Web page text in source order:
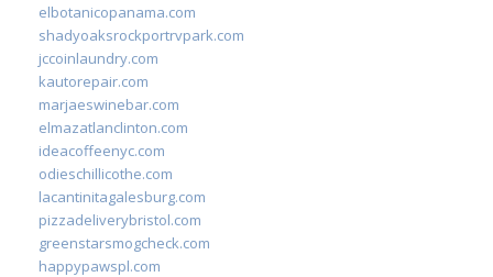
elbotanicopanama.com
shadyoaksrockportrvpark.com
jccoinlaundry.com
kautorepair.com
marjaeswinebar.com
elmazatlanclinton.com
ideacoffeenyc.com
odieschillicothe.com
lacantinitagalesburg.com
pizzadeliverybristol.com
greenstarsmogcheck.com
happypawspl.com